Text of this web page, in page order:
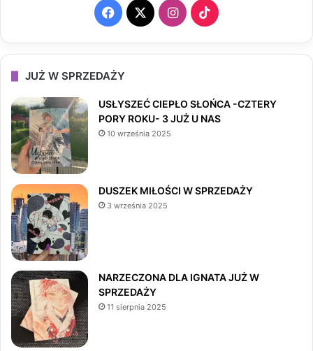
F
a
c
e
b
k
X
I
n
a
T
i
T
o
JUŻ W SPRZEDAŻY
USŁYSZEĆ CIEPŁO SŁOŃCA -CZTERY
PORY ROKU- 3 JUŻ U NAS
10 września 2025
DUSZEK MIŁOŚCI W SPRZEDAŻY
3 września 2025
NARZECZONA DLA IGNATA JUŻ W
SPRZEDAŻY
11 sierpnia 2025